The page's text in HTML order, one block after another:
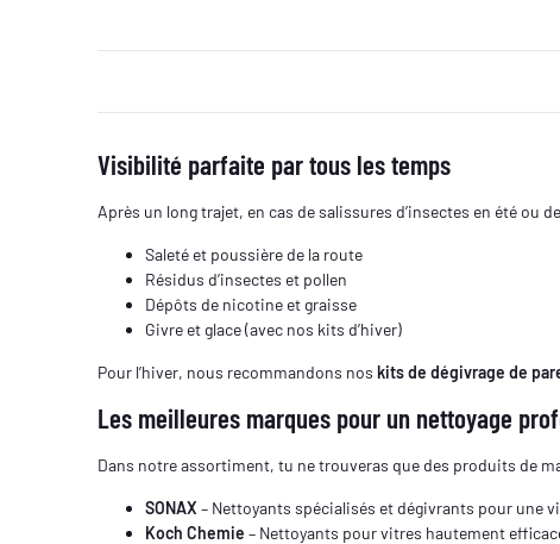
Visibilité parfaite par tous les temps
Après un long trajet, en cas de salissures d’insectes en été ou
Saleté et poussière de la route
Résidus d’insectes et pollen
Dépôts de nicotine et graisse
Givre et glace (avec nos kits d’hiver)
Pour l’hiver, nous recommandons noskits de dégivrage de
Les meilleures marques pour un nettoyage
Dans notre assortiment, tu ne trouveras que des produits de
SONAX – Nettoyants spécialisés et dégivrants pour une
Koch Chemie – Nettoyants pour vitres hautement